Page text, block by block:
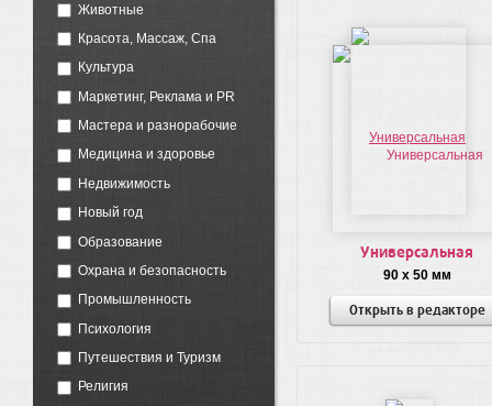
Животные
Красота, Массаж, Спа
Культура
Маркетинг, Реклама и PR
Мастера и разнорабочие
Медицина и здоровье
Недвижимость
Новый год
Образование
Охрана и безопасность
Промышленность
Психология
Путешествия и Туризм
Религия
Универсальная
90 x 50 мм
Открыть в редакторе